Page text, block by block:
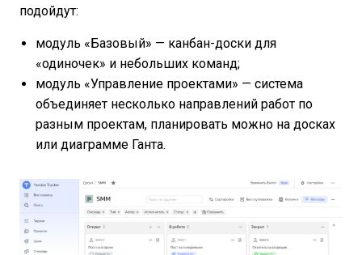
подойдут:
модуль «Базовый» — канбан-доски для
«одиночек» и небольших команд;
модуль «Управление проектами» — система
объединяет несколько направлений работ по
разным проектам, планировать можно на досках
или диаграмме Ганта.